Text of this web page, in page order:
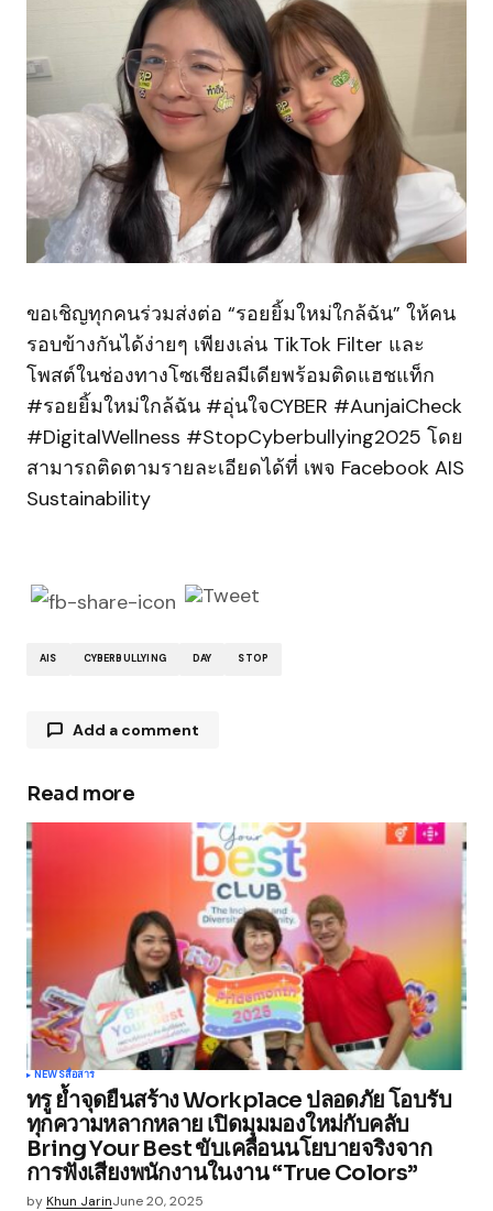
ขอเชิญทุกคนร่วมส่งต่อ “รอยยิ้มใหม่ใกล้ฉัน” ให้คน
รอบข้างกันได้ง่ายๆ เพียงเล่น TikTok Filter และ
โพสต์ในช่องทางโซเชียลมีเดียพร้อมติดแฮชแท็ก
#รอยยิ้มใหม่ใกล้ฉัน #อุ่นใจCYBER #AunjaiCheck
#DigitalWellness #StopCyberbullying2025 โดย
สามารถติดตามรายละเอียดได้ที่ เพจ Facebook AIS
Sustainability
AIS CYBERBULLYING DAY STOP
Add a comment
Your email address will not be published.
Required fields are marked*
Comment*
Your Name*
Your E-mail*
Save my name, email, and website in this
browser for the next time I comment.
Read more
NEWSสื่อสาร
ทรู ย้ำจุดยืนสร้าง Workplace ปลอดภัย โอบรับ
ทุกความหลากหลาย เปิดมุมมองใหม่กับคลับ
Bring Your Best ขับเคลื่อนนโยบายจริงจาก
การฟังเสียงพนักงานในงาน “True Colors”
byKhun JarinJune 20, 2025